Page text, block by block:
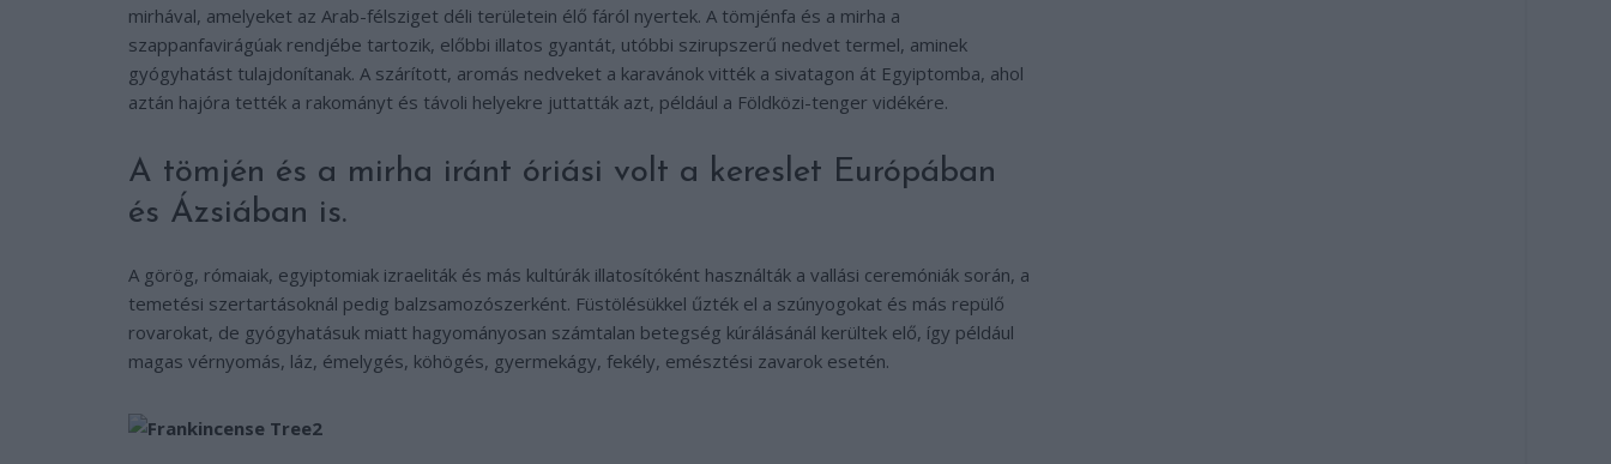
mirhával, amelyeket az Arab-félsziget déli területein élő fáról nyertek. A tömjénfa és a mirha a
szappanfavirágúak rendjébe tartozik, előbbi illatos gyantát, utóbbi szirupszerű nedvet termel, aminek
gyógyhatást tulajdonítanak. A szárított, aromás nedveket a karavánok vitték a sivatagon át Egyiptomba, ahol
aztán hajóra tették a rakományt és távoli helyekre juttatták azt, például a Földközi-tenger vidékére.
A tömjén és a mirha iránt óriási volt a kereslet Európában
és Ázsiában is.
A görög, rómaiak, egyiptomiak izraeliták és más kultúrák illatosítóként használták a vallási ceremóniák során, a
temetési szertartásoknál pedig balzsamozószerként. Füstölésükkel űzték el a szúnyogokat és más repülő
rovarokat, de gyógyhatásuk miatt hagyományosan számtalan betegség kúrálásánál kerültek elő, így például
magas vérnyomás, láz, émelygés, köhögés, gyermekágy, fekély, emésztési zavarok esetén.